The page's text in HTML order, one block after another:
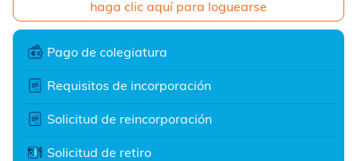
haga clic aquí para loguearse
Pago de colegiatura
Requisitos de incorporación
Solicitud de reincorporación
Solicitud de retiro